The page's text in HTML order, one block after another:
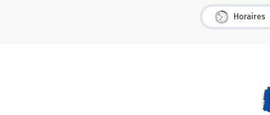
Horaires